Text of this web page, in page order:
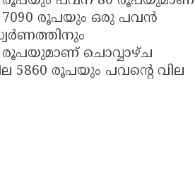
7090 രൂപയും ഒരു പവൻ
രൂപയുമാണ് ചൊവ്വാഴ്ച
5860 രൂപയും പവന്റെ വില